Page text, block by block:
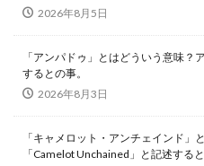
2026年8月5日
「アンパドゥ」とはどういう意味？
するとの事。
2026年8月3日
「キャメロット・アンチェインド
「Camelot Unchained」と記述すると